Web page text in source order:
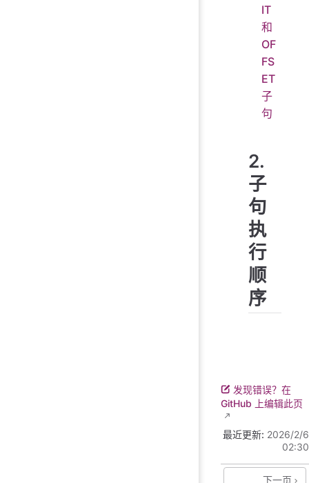
IT
和
OF
FS
ET
子
句
2.
子
句
执
行
顺
序
发现错误？在
GitHub 上编辑此页
最近更新: 2026/2/6
02:30
下一页